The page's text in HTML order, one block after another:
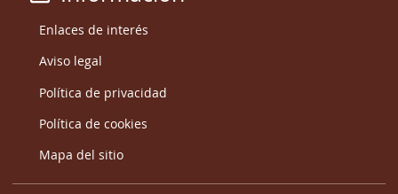
Enlaces de interés
Aviso legal
Política de privacidad
Política de cookies
Mapa del sitio